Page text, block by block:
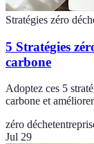
Stratégies zéro
5 Stratégies
carbone
Adoptez ces 5
carbone et
zéro déchet
Jul 29